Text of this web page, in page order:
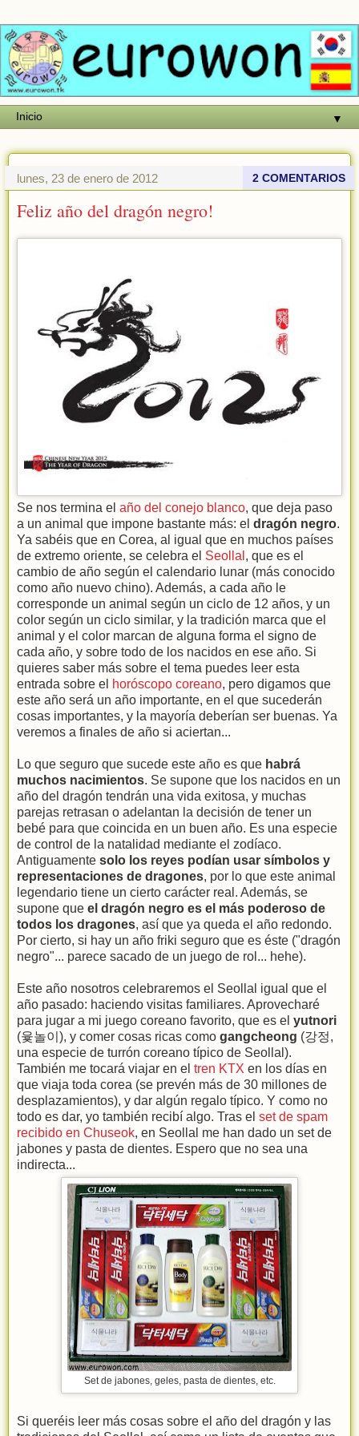
▼
lunes, 23 de enero de 2012 2 COMENTARIOS
Feliz año del dragón negro!
Se nos termina el año del conejo blanco, que deja paso
a un animal que impone bastante más: el dragón negro.
Ya sabéis que en Corea, al igual que en muchos países
de extremo oriente, se celebra el Seollal , que es el
cambio de año según el calendario lunar (más conocido
como año nuevo chino). Además, a cada año le
corresponde un animal según un ciclo de 12 años, y un
color según un ciclo similar, y la tradición marca que el
animal y el color marcan de alguna forma el signo de
cada año, y sobre todo de los nacidos en ese año. Si
quieres saber más sobre el tema puedes leer esta
entrada sobre el horóscopo coreano, pero digamos que
este año será un año importante, en el que sucederán
cosas importantes, y la mayoría deberían ser buenas. Ya
veremos a finales de año si aciertan...
Lo que seguro que sucede este año es que habrá
muchos nacimientos. Se supone que los nacidos en un
año del dragón tendrán una vida exitosa, y muchas
parejas retrasan o adelantan la decisión de tener un
bebé para que coincida en un buen año. Es una especie
de control de la natalidad mediante el zodíaco.
Antiguamente solo los reyes podían usar símbolos y
representaciones de dragones, por lo que este animal
legendario tiene un cierto carácter real. Además, se
supone que el dragón negro es el más poderoso de
todos los dragones, así que ya queda el año redondo.
Por cierto, si hay un año friki seguro que es éste ("dragón
negro"... parece sacado de un juego de rol... hehe).
Este año nosotros celebraremos el Seollal igual que el
año pasado: haciendo visitas familiares. Aprovecharé
para jugar a mi juego coreano favorito, que es el yutnori
(윷놀이), y comer cosas ricas como gangcheong (강정,
una especie de turrón coreano típico de Seollal).
También me tocará viajar en el tren KTX en los días en
que viaja toda corea (se prevén más de 30 millones de
desplazamientos), y dar algún regalo típico. Y como no
todo es dar, yo también recibí algo. Tras el set de spam
recibido en Chuseok, en Seollal me han dado un set de
jabones y pasta de dientes. Espero que no sea una
indirecta...
Set de jabones, geles, pasta de dientes, etc.
Si queréis leer más cosas sobre el año del dragón y las